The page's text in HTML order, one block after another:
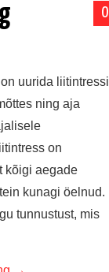
0
uurida liitintressi
ning aja
on
kõigi aegade
kunagi öelnud.
tunnustust, mis